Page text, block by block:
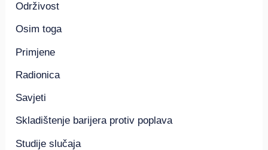
Održivost
Osim toga
Primjene
Radionica
Savjeti
Skladištenje barijera protiv poplava
Studije slučaja